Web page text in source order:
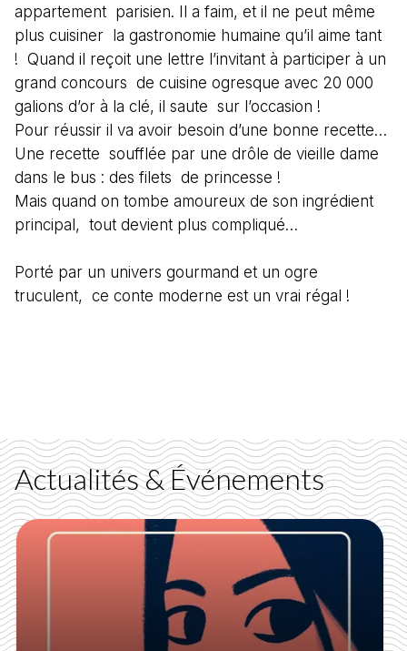
appartement parisien. Il a faim, et il ne peut même
plus cuisiner la gastronomie humaine qu’il aime tant
! Quand il reçoit une lettre l’invitant à participer à un
grand concours de cuisine ogresque avec 20 000
galions d’or à la clé, il saute sur l’occasion !
Pour réussir il va avoir besoin d’une bonne recette…
Une recette soufflée par une drôle de vieille dame
dans le bus : des filets de princesse !
Mais quand on tombe amoureux de son ingrédient
principal, tout devient plus compliqué…
Porté par un univers gourmand et un ogre
truculent, ce conte moderne est un vrai régal !
Actualités & Événements